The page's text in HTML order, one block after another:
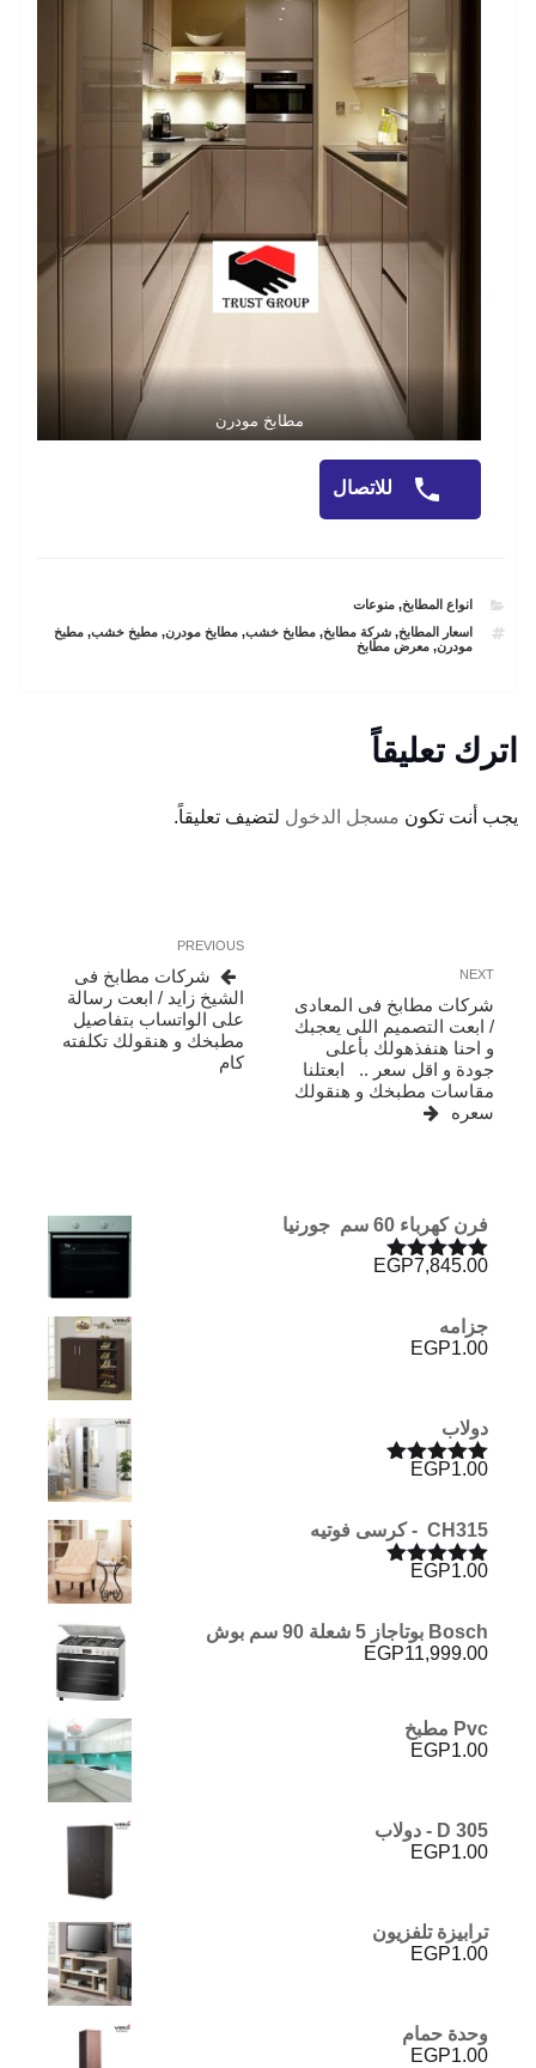
مطابخ مودرن
للاتصال
CATEGORIES
انواع المطابخ,منوعات
TAGS
اسعار المطابخ,شركة مطابخ,مطابخ خشب,مطابخ مودرن,مطبخ خشب,مطبخ
مودرن,معرض مطابخ
اترك تعليقاً
يجب أنت تكون مسجل الدخول لتضيف تعليقاً.
المقالات
Previous
Post
PREVIOUS
شركات مطابخ فى
الشيخ زايد / ابعت رسالة
على الواتساب بتفاصيل
مطبخك و هنقولك تكلفته
كام
Next
Post
NEXT
شركات مطابخ فى المعادى
/ ابعت التصميم اللى يعجبك
و احنا هنفذهولك بأعلى
جودة و اقل سعر .. ابعتلنا
مقاسات مطبخك و هنقولك
سعره
فرن كھرباء 60 سم جورنيا
تم التقييم EGP7,845.00
جزامه
EGP1.00
دولاب
تم التقييم
EGP1.00
CH315 - كرسى فوتيه
تم التقييم
EGP1.00
Bosch بوتاجاز 5 شعلة 90 سم بوش
EGP11,999.00
Pvc مطبخ
EGP1.00
D 305 - دولاب
EGP1.00
ترابيزة تلفزيون
EGP1.00
وحدة حمام
EGP1.00